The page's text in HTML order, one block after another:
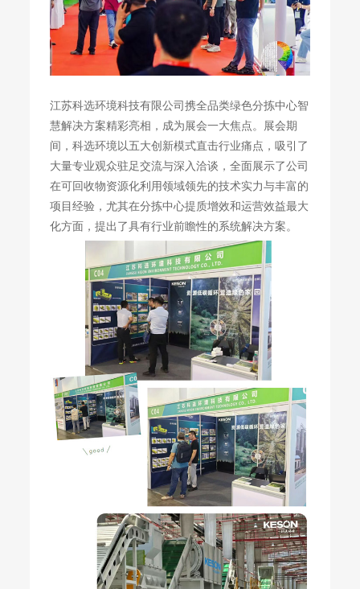
江苏科选环境科技有限公司携全品类绿色分拣中心智
慧解决方案精彩亮相，成为展会一大焦点。展会期
间，科选环境以五大创新模式直击行业痛点，吸引了
大量专业观众驻足交流与深入洽谈，全面展示了公司
在可回收物资源化利用领域领先的技术实力与丰富的
项目经验，尤其在分拣中心提质增效和运营效益最大
化方面，提出了具有行业前瞻性的系统解决方案。